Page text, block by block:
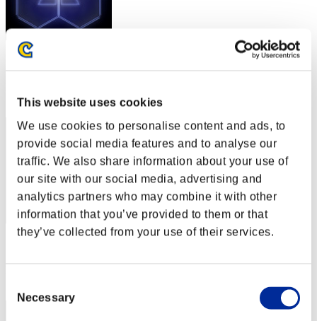
This website uses cookies
We use cookies to personalise content and ads, to
provide social media features and to analyse our
traffic. We also share information about your use of
our site with our social media, advertising and
analytics partners who may combine it with other
information that you’ve provided to them or that
they’ve collected from your use of their services.
Selection
Necessary
スコア: -
12